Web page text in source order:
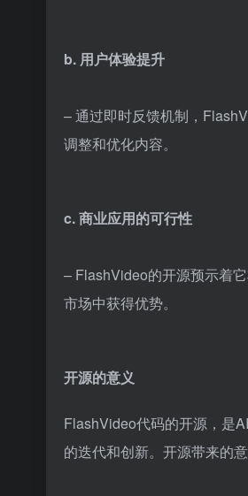
b. 用户体验提升
– 通过即时反馈机制，
调整和优化内容。
c. 商业应用的可行性
– FlashVideo的开源预示着
市场中获得优势。
开源的意义
FlashVideo代码的开源，是
的迭代和创新。开源带来的